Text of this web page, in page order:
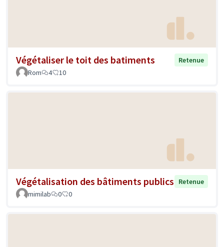
Végétaliser le toit des batiments
Retenue
Rom
4 10
Végétalisation des bâtiments publics
Retenue
mimilab
0 0